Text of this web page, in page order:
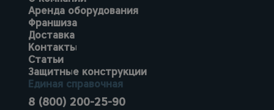
Аренда оборудования
Франшиза
Доставка
Контакты
Статьи
Защитные конструкции
Единая справочная
8 (800) 200-25-90